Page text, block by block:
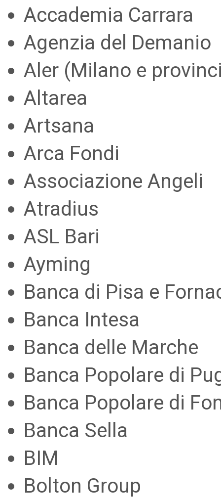
Accademia Carrara
Agenzia del Demanio
Aler (Milano e
Altarea
Artsana
Arca Fondi
Associazione Angeli
Atradius
ASL Bari
Ayming
Banca di Pisa e
Banca Intesa
Banca delle Marche
Banca Popolare di
Banca Popolare di
Banca Sella
BIM
Bolton Group